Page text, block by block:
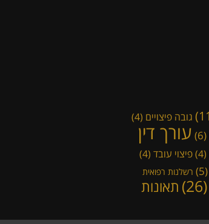
גובה פיצויים (4)
(6) עורך דין
(4) פיצוי עובד (4)
(5)
רשלנות רפואית
(26)
תאונות